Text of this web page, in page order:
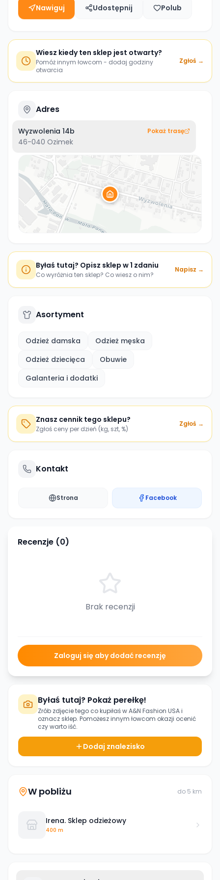
Nawiguj Udostępnij Polub
Wiesz kiedy ten sklep jest otwarty?
Pomóż innym łowcom - dodaj godziny
otwarcia
Zgłoś →
Adres
Wyzwolenia 14b
46-040 Ozimek
Pokaż trasę
Byłaś tutaj? Opisz sklep w 1 zdaniu
Co wyróżnia ten sklep? Co wiesz o nim?
Napisz →
Asortyment
Odzież damska
Odzież męska
Odzież dziecięca
Obuwie
Galanteria i dodatki
Znasz cennik tego sklepu?
Zgłoś ceny per dzień (kg, szt, %)
Zgłoś →
Kontakt
Strona Facebook
Recenzje (0)
Brak recenzji
Zaloguj się aby dodać recenzję
Byłaś tutaj? Pokaż perełkę!
Zrób zdjęcie tego co kupiłaś wA&N Fashion USAi
oznacz sklep. Pomożesz innym łowcom okazji ocenić
czy warto iść.
Dodaj znalezisko
W pobliżu do 5 km
Irena. Sklep odzieżowy
400 m